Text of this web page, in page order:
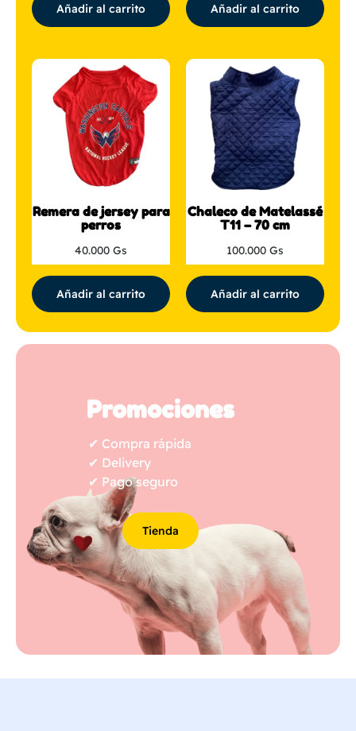
Añadir al carrito Añadir al carrito
Remera de jersey para
perros
40.000 Gs
Añadir al carrito
Chaleco de Matelassé
T11 – 70 cm
100.000 Gs
Añadir al carrito
Promociones
✔︎ Compra rápida
✔︎ Delivery
✔︎ Pago seguro
Tienda